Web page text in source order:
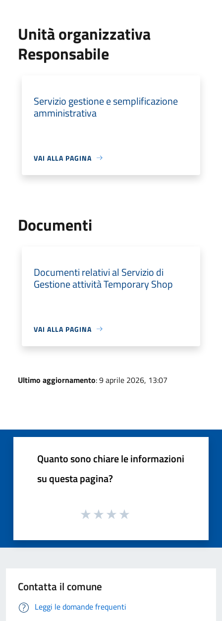
Unità organizzativa
Responsabile
Servizio gestione e semplificazione
amministrativa
VAI ALLA PAGINA
Documenti
Documenti relativi al Servizio di
Gestione attività Temporary Shop
VAI ALLA PAGINA
Ultimo aggiornamento: 9 aprile 2026, 13:07
Quanto sono chiare le informazioni
su questa pagina?
Contatta il comune
Leggi le domande frequenti